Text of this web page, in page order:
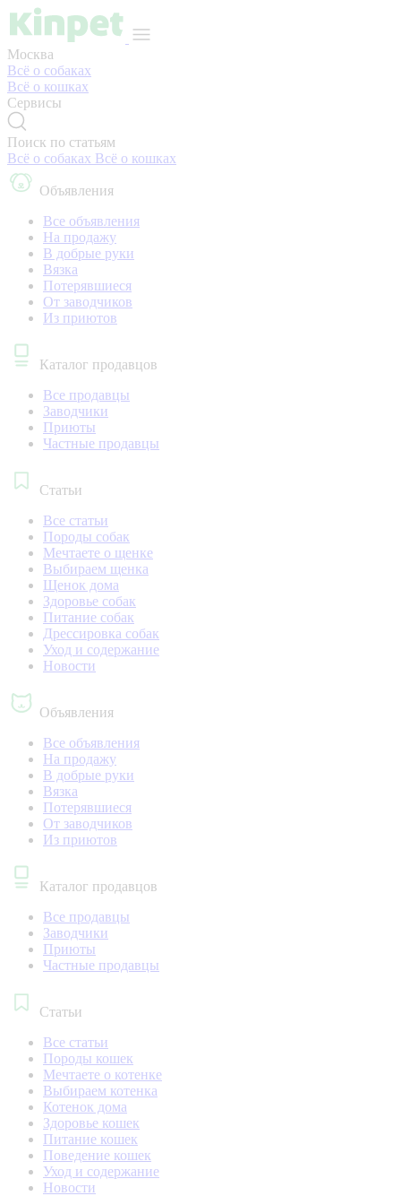
Москва
Всё о собаках
Всё о кошках
Сервисы
Поиск по статьям
Всё о собаках Всё о кошках
Объявления
Все объявления
На продажу
В добрые руки
Вязка
Потерявшиеся
От заводчиков
Из приютов
Каталог продавцов
Все продавцы
Заводчики
Приюты
Частные продавцы
Статьи
Все статьи
Породы собак
Мечтаете о щенке
Выбираем щенка
Щенок дома
Здоровье собак
Питание собак
Дрессировка собак
Уход и содержание
Новости
Объявления
Все объявления
На продажу
В добрые руки
Вязка
Потерявшиеся
От заводчиков
Из приютов
Каталог продавцов
Все продавцы
Заводчики
Приюты
Частные продавцы
Статьи
Все статьи
Породы кошек
Мечтаете о котенке
Выбираем котенка
Котенок дома
Здоровье кошек
Питание кошек
Поведение кошек
Уход и содержание
Новости